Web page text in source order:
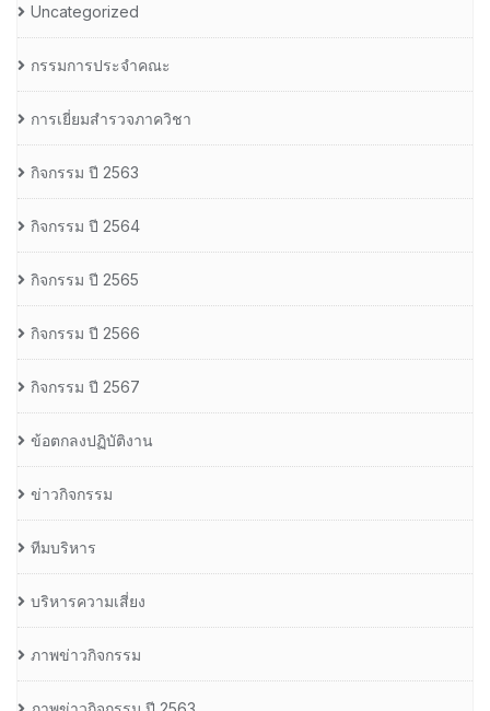
Uncategorized
กรรมการประจำคณะ
การเยี่ยมสำรวจภาควิชา
กิจกรรม ปี 2563
กิจกรรม ปี 2564
กิจกรรม ปี 2565
กิจกรรม ปี 2566
กิจกรรม ปี 2567
ข้อตกลงปฏิบัติงาน
ข่าวกิจกรรม
ทีมบริหาร
บริหารความเสี่ยง
ภาพข่าวกิจกรรม